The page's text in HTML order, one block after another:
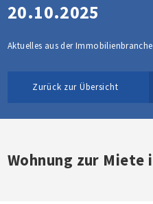
20.10.2025
Aktuelles aus der Immobilienbranche
Zurück zur Übersicht